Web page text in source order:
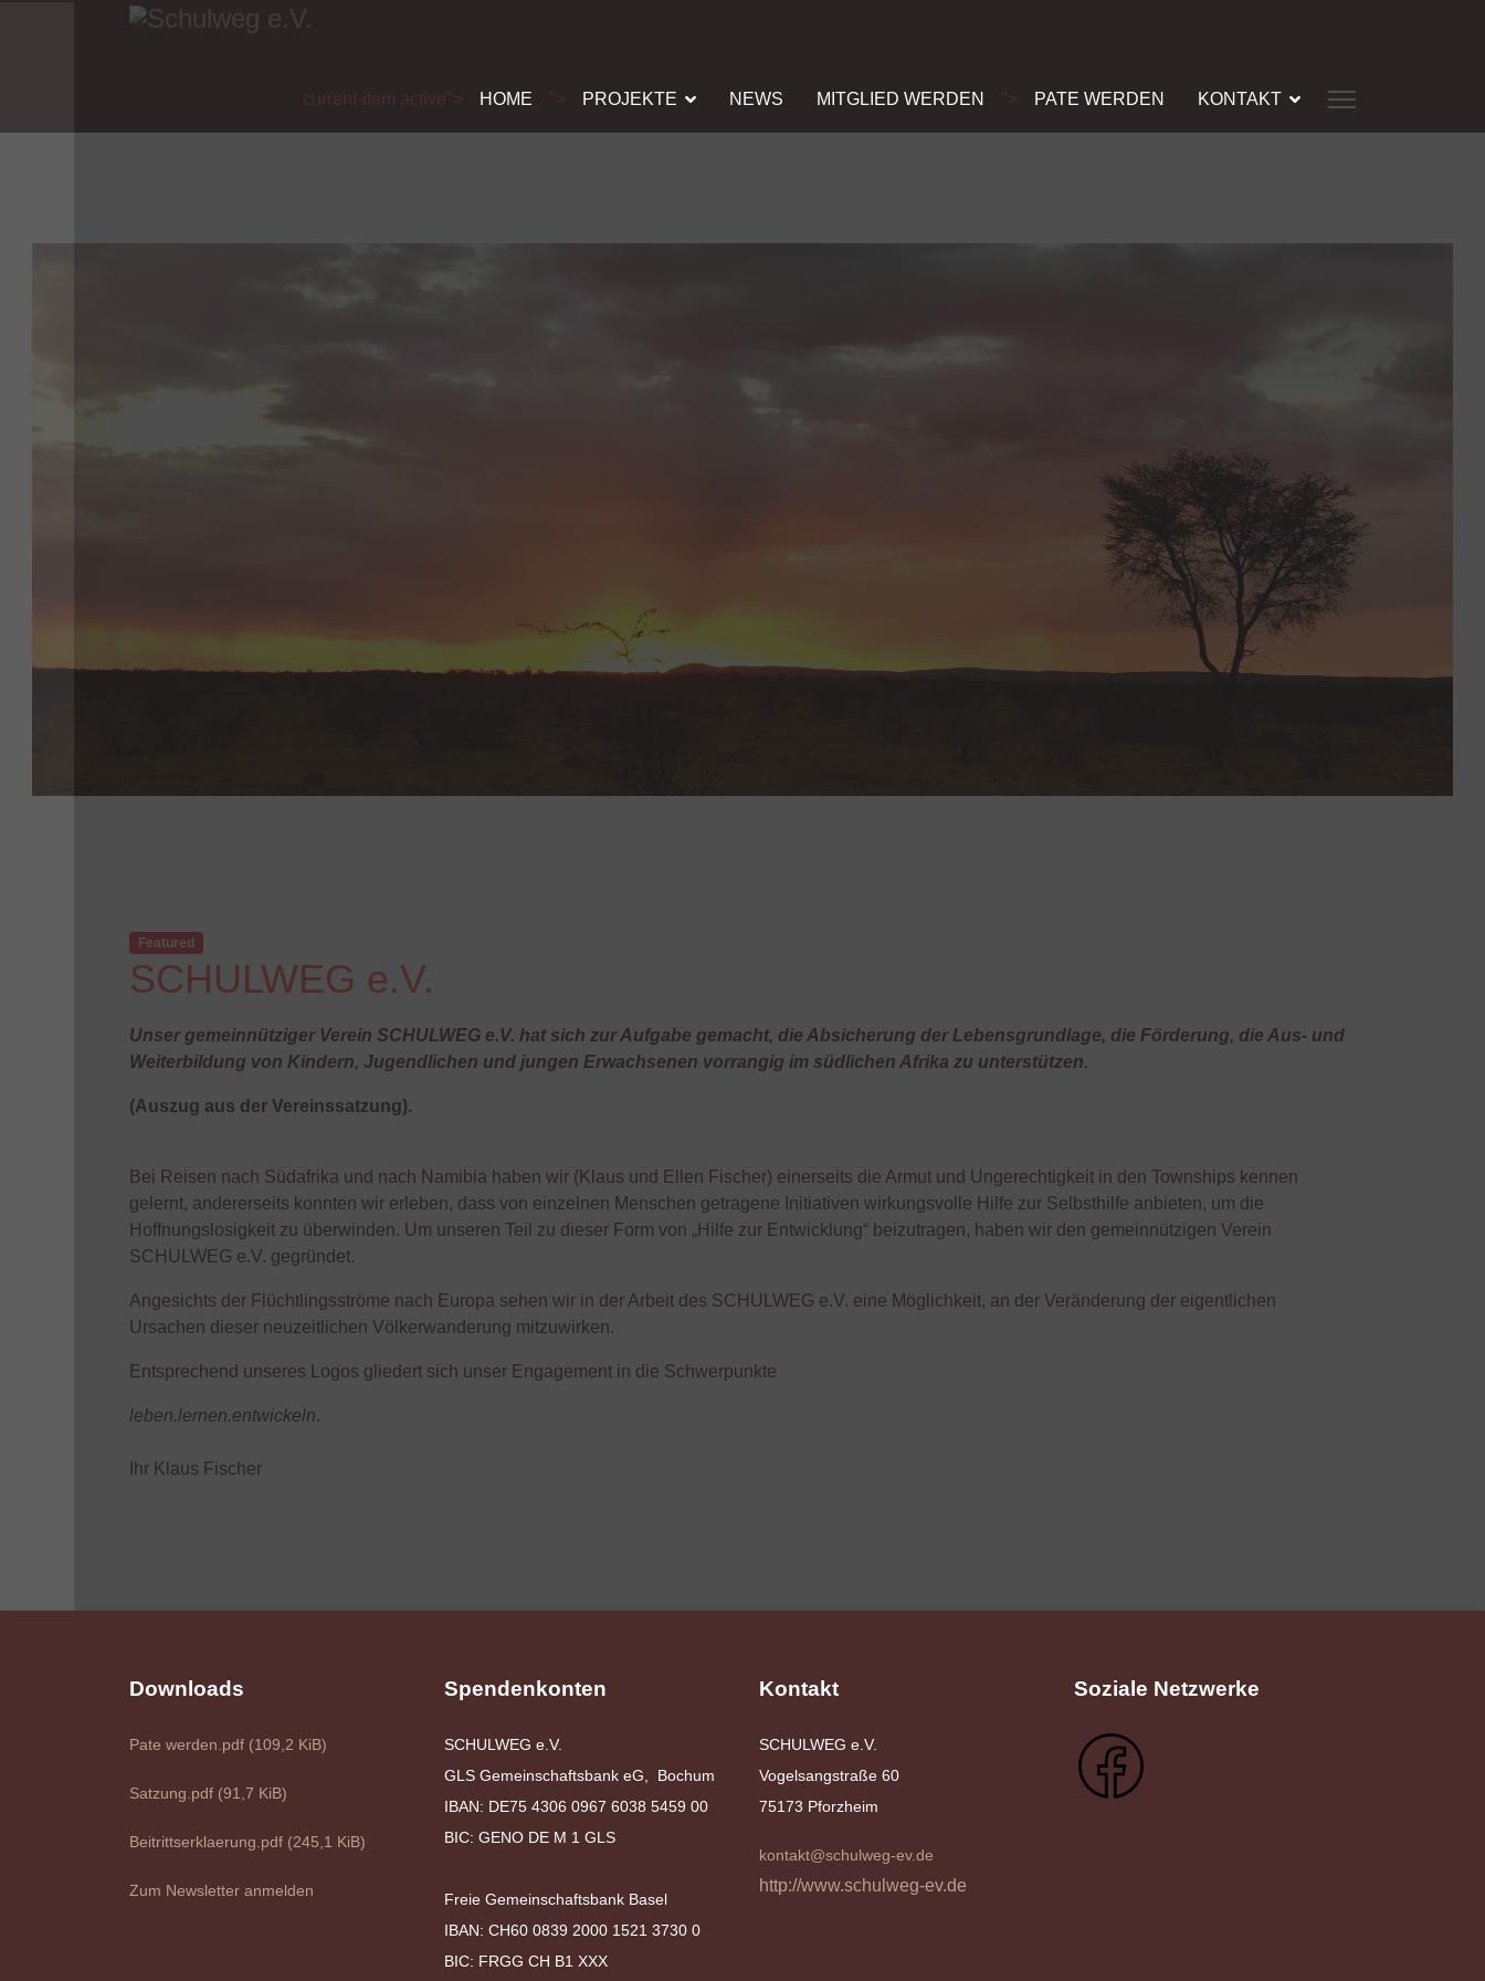
current-item active"> HOME "> PROJEKTE NEWS MITGLIED WERDEN "> PATE WERDEN KONTAKT
Featured
SCHULWEG e.V.
Unser gemeinnütziger Verein SCHULWEG e.V. hat sich zur Aufgabe gemacht, die Absicherung der Lebensgrundlage, die Förderung, die Aus- und
Weiterbildung von Kindern, Jugendlichen und jungen Erwachsenen vorrangig im südlichen Afrika zu unterstützen.
(Auszug aus der Vereinssatzung).
Bei Reisen nach Südafrika und nach Namibia haben wir (Klaus und Ellen Fischer) einerseits die Armut und Ungerechtigkeit in den Townships kennen
gelernt, andererseits konnten wir erleben, dass von einzelnen Menschen getragene Initiativen wirkungsvolle Hilfe zur Selbsthilfe anbieten, um die
Hoffnungslosigkeit zu überwinden. Um unseren Teil zu dieser Form von „Hilfe zur Entwicklung“ beizutragen, haben wir den gemeinnützigen Verein
SCHULWEG e.V. gegründet.
Angesichts der Flüchtlingsströme nach Europa sehen wir in der Arbeit des SCHULWEG e.V. eine Möglichkeit, an der Veränderung der eigentlichen
Ursachen dieser neuzeitlichen Völkerwanderung mitzuwirken.
Entsprechend unseres Logos gliedert sich unser Engagement in die Schwerpunkte
leben.lernen.entwickeln.
Ihr Klaus Fischer
Downloads
Pate werden.pdf (109,2 KiB)
Satzung.pdf (91,7 KiB)
Beitrittserklaerung.pdf (245,1 KiB)
Zum Newsletter anmelden
Spendenkonten
SCHULWEG e.V.
GLS Gemeinschaftsbank eG, Bochum
IBAN: DE75 4306 0967 6038 5459 00
BIC: GENO DE M 1 GLS
Freie Gemeinschaftsbank Basel
IBAN: CH60 0839 2000 1521 3730 0
BIC: FRGG CH B1 XXX
Kontakt
SCHULWEG e.V.
Vogelsangstraße 60
75173 Pforzheim
kontakt@schulweg-ev.de
http://www.schulweg-ev.de
Soziale Netzwerke